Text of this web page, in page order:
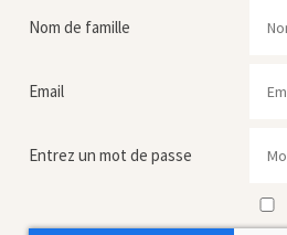
Nom de famille
Email
Entrez un mot de passe